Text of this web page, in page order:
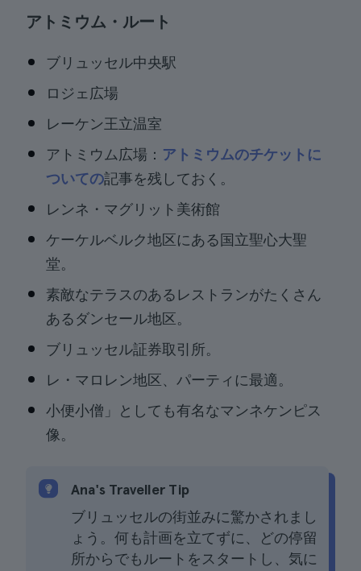
アトミウム・ルート
ブリュッセル中央駅
ロジェ広場
レーケン王立温室
アトミウム広場： アトミウムのチケットに
ついての記事を残しておく。
レンネ・マグリット美術館
ケーケルベルク地区にある国立聖心大聖
堂。
素敵なテラスのあるレストランがたくさん
あるダンセール地区。
ブリュッセル証券取引所。
レ・マロレン地区、パーティに最適。
小便小僧」としても有名なマンネケンピス
像。
Ana's Traveller Tip
ブリュッセルの街並みに驚かされまし
ょう。何も計画を立てずに、どの停留
所からでもルートをスタートし、気に